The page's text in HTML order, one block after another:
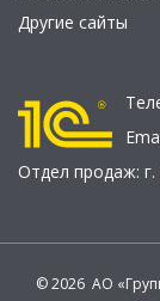
Другие сайты
Отдел продаж:
© 2026 АО